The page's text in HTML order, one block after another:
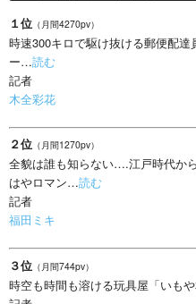
１位 （月間4270pv）
時速300キロで駆け抜ける郵便配
ー…読む
記者
木全彩花
２位 （月間1270pv）
全貌は誰も知らない….江戸時代か
はやロマン…読む
記者
福田ミキ
３位 （月間744pv）
時空も時間も溶ける玩具屋「いも